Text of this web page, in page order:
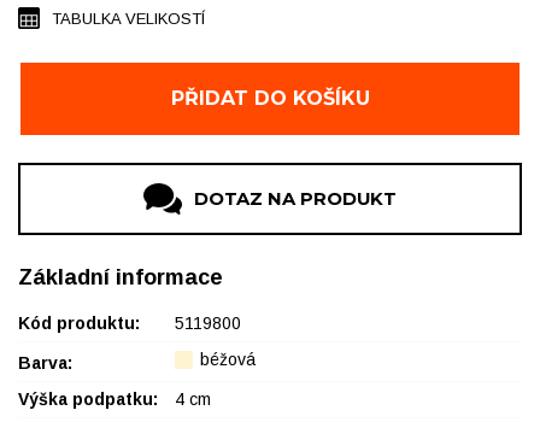
PŘIDAT DO KOŠÍKU
TABULKA VELIKOSTÍ
DOTAZ NA PRODUKT
Základní informace
Kód produktu: 5119800
Barva: béžová
Výška podpatku:
4 cm